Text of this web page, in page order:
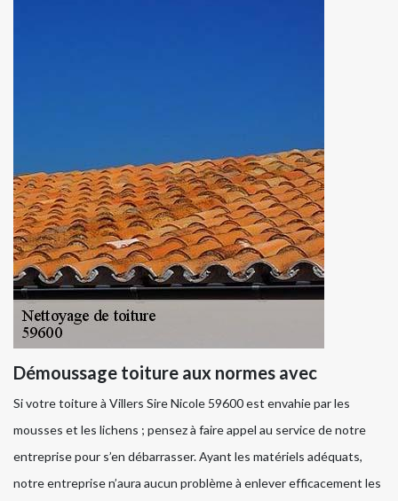
Démoussage toiture aux normes avec
Si votre toiture à Villers Sire Nicole 59600 est envahie par les
mousses et les lichens ; pensez à faire appel au service de notre
entreprise pour s’en débarrasser. Ayant les matériels adéquats,
notre entreprise n’aura aucun problème à enlever efficacement les